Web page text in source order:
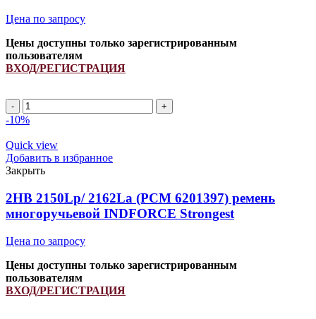
Цена по запросу
Цены доступны только зарегистрированным
пользователям
ВХОД/РЕГИСТРАЦИЯ
2HB
2750Lp/
(PCM
6201363)
ремень
многоручьевой
INDFORCE
Unlimit
quantity
-10%
Quick view
Добавить в избранное
Закрыть
2HB 2150Lp/ 2162La (PCM 6201397) ремень
многоручьевой INDFORCE Strongest
Цена по запросу
Цены доступны только зарегистрированным
пользователям
ВХОД/РЕГИСТРАЦИЯ